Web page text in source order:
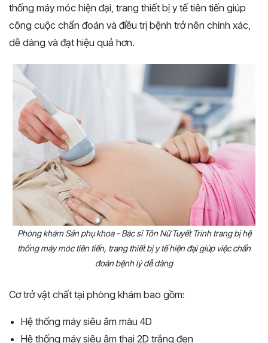
thống máy móc hiện đại, trang thiết bị y tế tiên tiến giúp
công cuộc chẩn đoán và điều trị bệnh trở nên chính xác,
dễ dàng và đạt hiệu quả hơn.
Phòng khám Sản phụ khoa - Bác sĩ Tôn Nữ Tuyết Trinh trang bị hệ
thống máy móc tiên tiến, trang thiết bị y tế hiện đại giúp việc chẩn
đoán bệnh lý dễ dàng
Cơ trở vật chất tại phòng khám bao gồm:
Hệ thống máy siêu âm màu 4D
Hệ thống máy siêu âm thai 2D trắng đen